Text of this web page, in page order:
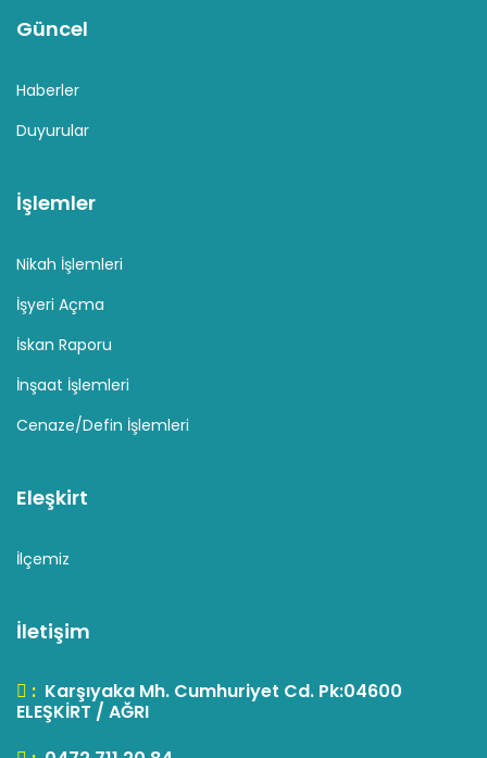
Güncel
Haberler
Duyurular
İşlemler
Nikah İşlemleri
İşyeri Açma
İskan Raporu
İnşaat İşlemleri
Cenaze/Defin İşlemleri
Eleşkirt
İlçemiz
İletişim
: Karşıyaka Mh. Cumhuriyet Cd. Pk:04600
ELEŞKİRT / AĞRI